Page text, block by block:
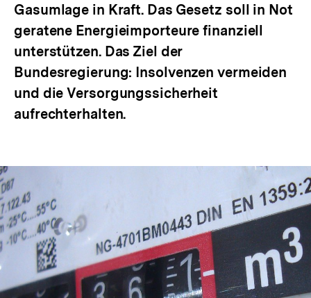
Gasumlage in Kraft. Das Gesetz soll in Not
geratene Energieimporteure finanziell
unterstützen. Das Ziel der
Bundesregierung: Insolvenzen vermeiden
und die Versorgungssicherheit
aufrechterhalten.